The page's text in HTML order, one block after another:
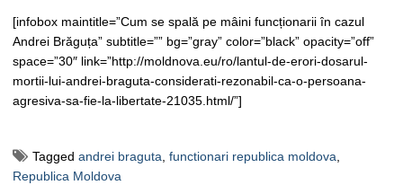
[infobox maintitle=”Cum se spală pe mâini funcționarii în cazul
Andrei Brăguța” subtitle=”” bg=”gray” color=”black” opacity=”off”
space=”30″ link=”http://moldnova.eu/ro/lantul-de-erori-dosarul-
mortii-lui-andrei-braguta-considerati-rezonabil-ca-o-persoana-
agresiva-sa-fie-la-libertate-21035.html/”]
Tagged andrei braguta functionari republica moldova
Republica Moldova